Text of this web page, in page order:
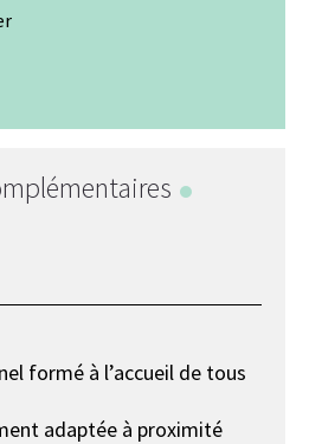
formé à l’accueil de tous
adaptée à proximité